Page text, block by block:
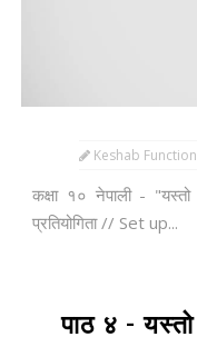
Keshab Function
कक्षा १० नेपाली - "यस्तो
प्रतियोगिता // Set up...
पाठ ४ -